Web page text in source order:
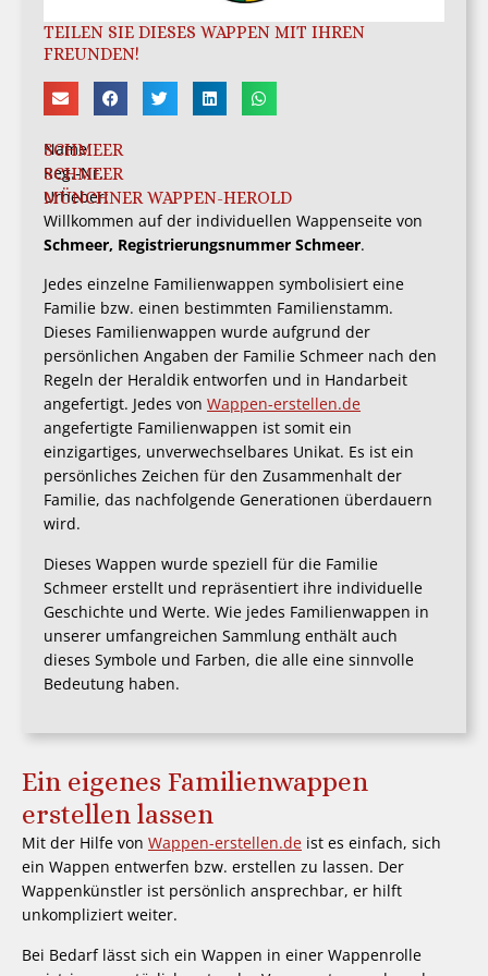
TEILEN SIE DIESES WAPPEN MIT IHREN
FREUNDEN!
Name
SCHMEER
Reg.-Nr.:
SCHMEER
Urheber:
MÜNCHNER WAPPEN-HEROLD
Willkommen auf der individuellen Wappenseite von
Schmeer, Registrierungsnummer Schmeer.
Jedes einzelne Familienwappen symbolisiert eine
Familie bzw. einen bestimmten Familienstamm.
Dieses Familienwappen wurde aufgrund der
persönlichen Angaben der Familie Schmeer nach den
Regeln der Heraldik entworfen und in Handarbeit
angefertigt. Jedes von Wappen-erstellen.de
angefertigte Familienwappen ist somit ein
einzigartiges, unverwechselbares Unikat. Es ist ein
persönliches Zeichen für den Zusammenhalt der
Familie, das nachfolgende Generationen überdauern
wird.
Dieses Wappen wurde speziell für die Familie
Schmeer erstellt und repräsentiert ihre individuelle
Geschichte und Werte. Wie jedes Familienwappen in
unserer umfangreichen Sammlung enthält auch
dieses Symbole und Farben, die alle eine sinnvolle
Bedeutung haben.
Ein eigenes Familienwappen
erstellen lassen
Mit der Hilfe von Wappen-erstellen.de ist es einfach, sich
ein Wappen entwerfen bzw. erstellen zu lassen. Der
Wappenkünstler ist persönlich ansprechbar, er hilft
unkompliziert weiter.
Bei Bedarf lässt sich ein Wappen in einer Wappenrolle